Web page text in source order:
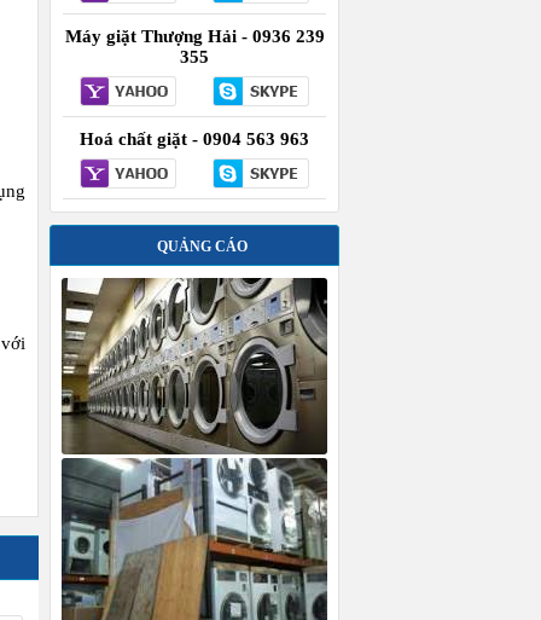
Máy giặt Thượng Hải - 0936 239
355
Hoá chất giặt - 0904 563 963
QUẢNG CÁO